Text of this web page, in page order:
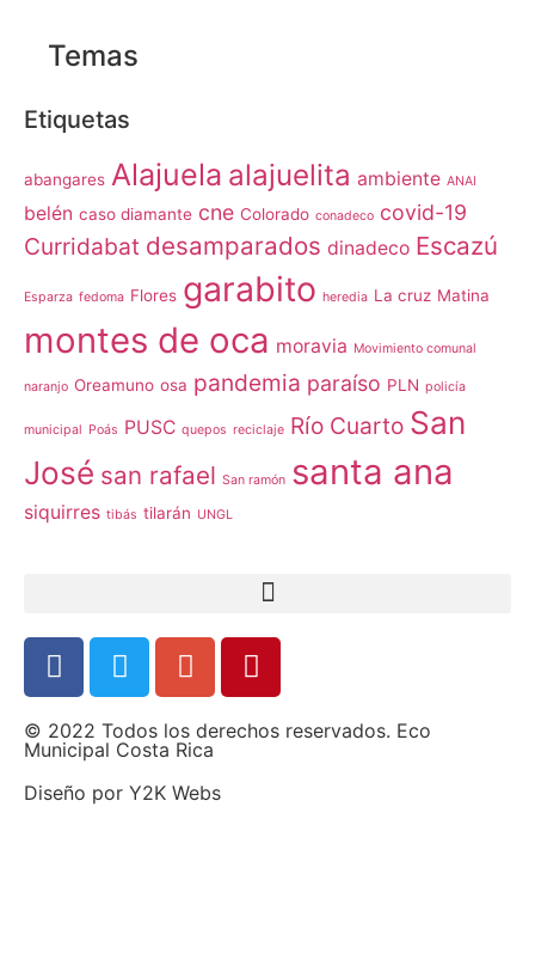
Temas
Etiquetas
abangares Alajuela alajuelita ambiente ANAI
belén caso diamante cne Colorado conadeco covid-19
Curridabat desamparados dinadeco Escazú
Esparza fedoma Flores garabito heredia La cruz Matina
montes de oca moravia Movimiento comunal
naranjo Oreamuno osa pandemia paraíso PLN policía
municipal Poás PUSC quepos reciclaje Río Cuarto San
José san rafael San ramón santa ana
siquirres tibás tilarán UNGL
© 2022 Todos los derechos reservados. Eco
Municipal Costa Rica
Diseño por Y2K Webs